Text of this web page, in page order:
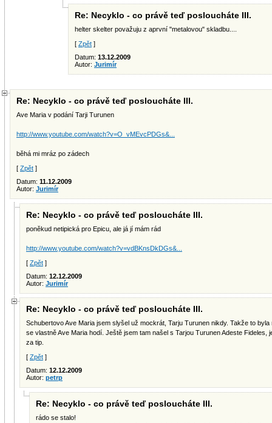
Re: Necyklo - co právě teď posloucháte III.
helter skelter považuju z aprvní "metalovou" skladbu....
[ Zpět ]
Datum: 13.12.2009
Autor: Jurimír
Re: Necyklo - co právě teď posloucháte III.
Ave Maria v podání Tarji Turunen
http://www.youtube.com/watch?v=O_vMEvcPDGs&...
běhá mi mráz po zádech
[ Zpět ]
Datum: 11.12.2009
Autor: Jurimír
Re: Necyklo - co právě teď posloucháte III.
poněkud netipická pro Epicu, ale já jí mám rád
http://www.youtube.com/watch?v=vdBKnsDkDGs&...
[ Zpět ]
Datum: 12.12.2009
Autor: Jurimír
Re: Necyklo - co právě teď posloucháte III.
Schubertovo Ave Maria jsem slyšel už mockrát, Tarju Turunen nikdy. Takže to
se vlastně Ave Maria hodí. Ještě jsem tam našel s Tarjou Turunen Adeste Fideles,
za tip.
[ Zpět ]
Datum: 12.12.2009
Autor: petrp
Re: Necyklo - co právě teď posloucháte III.
rádo se stalo!